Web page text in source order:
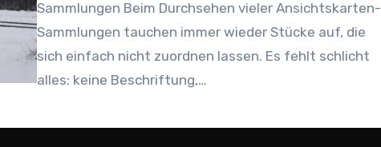
Sammlungen Beim Durchsehen vieler Ansichtskarten-
Sammlungen tauchen immer wieder Stücke auf, die
sich einfach nicht zuordnen lassen. Es fehlt schlicht
alles: keine Beschriftung,…